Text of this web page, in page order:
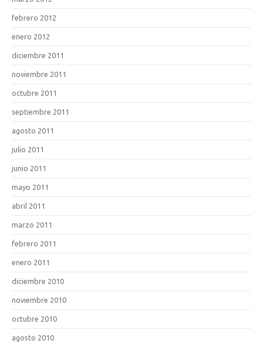
febrero 2012
enero 2012
diciembre 2011
noviembre 2011
octubre 2011
septiembre 2011
agosto 2011
julio 2011
junio 2011
mayo 2011
abril 2011
marzo 2011
febrero 2011
enero 2011
diciembre 2010
noviembre 2010
octubre 2010
agosto 2010